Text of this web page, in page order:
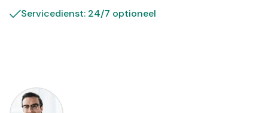
Servicedienst: 24/7 optioneel